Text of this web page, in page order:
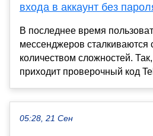
входа в аккаунт без
В последнее время
мессенджеров сталкиваются
количеством сложностей.
приходит проверочный код
05:28, 21 Сен